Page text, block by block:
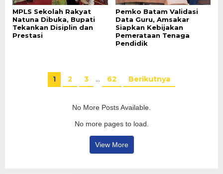
MPLS Sekolah Rakyat
Natuna Dibuka, Bupati
Tekankan Disiplin dan
Prestasi
Pemko Batam Validasi
Data Guru, Amsakar
Siapkan Kebijakan
Pemerataan Tenaga
Pendidik
1 2 3 … 62 Berikutnya
No More Posts Available.
No more pages to load.
View More